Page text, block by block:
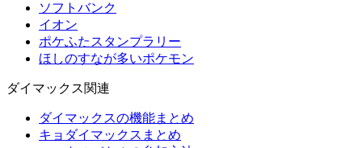
ソフトバンク
イオン
ポケふたスタンプラリー
ほしのすなが多いポケモン
ダイマックス関連
ダイマックスの機能まとめ
キョダイマックスまとめ